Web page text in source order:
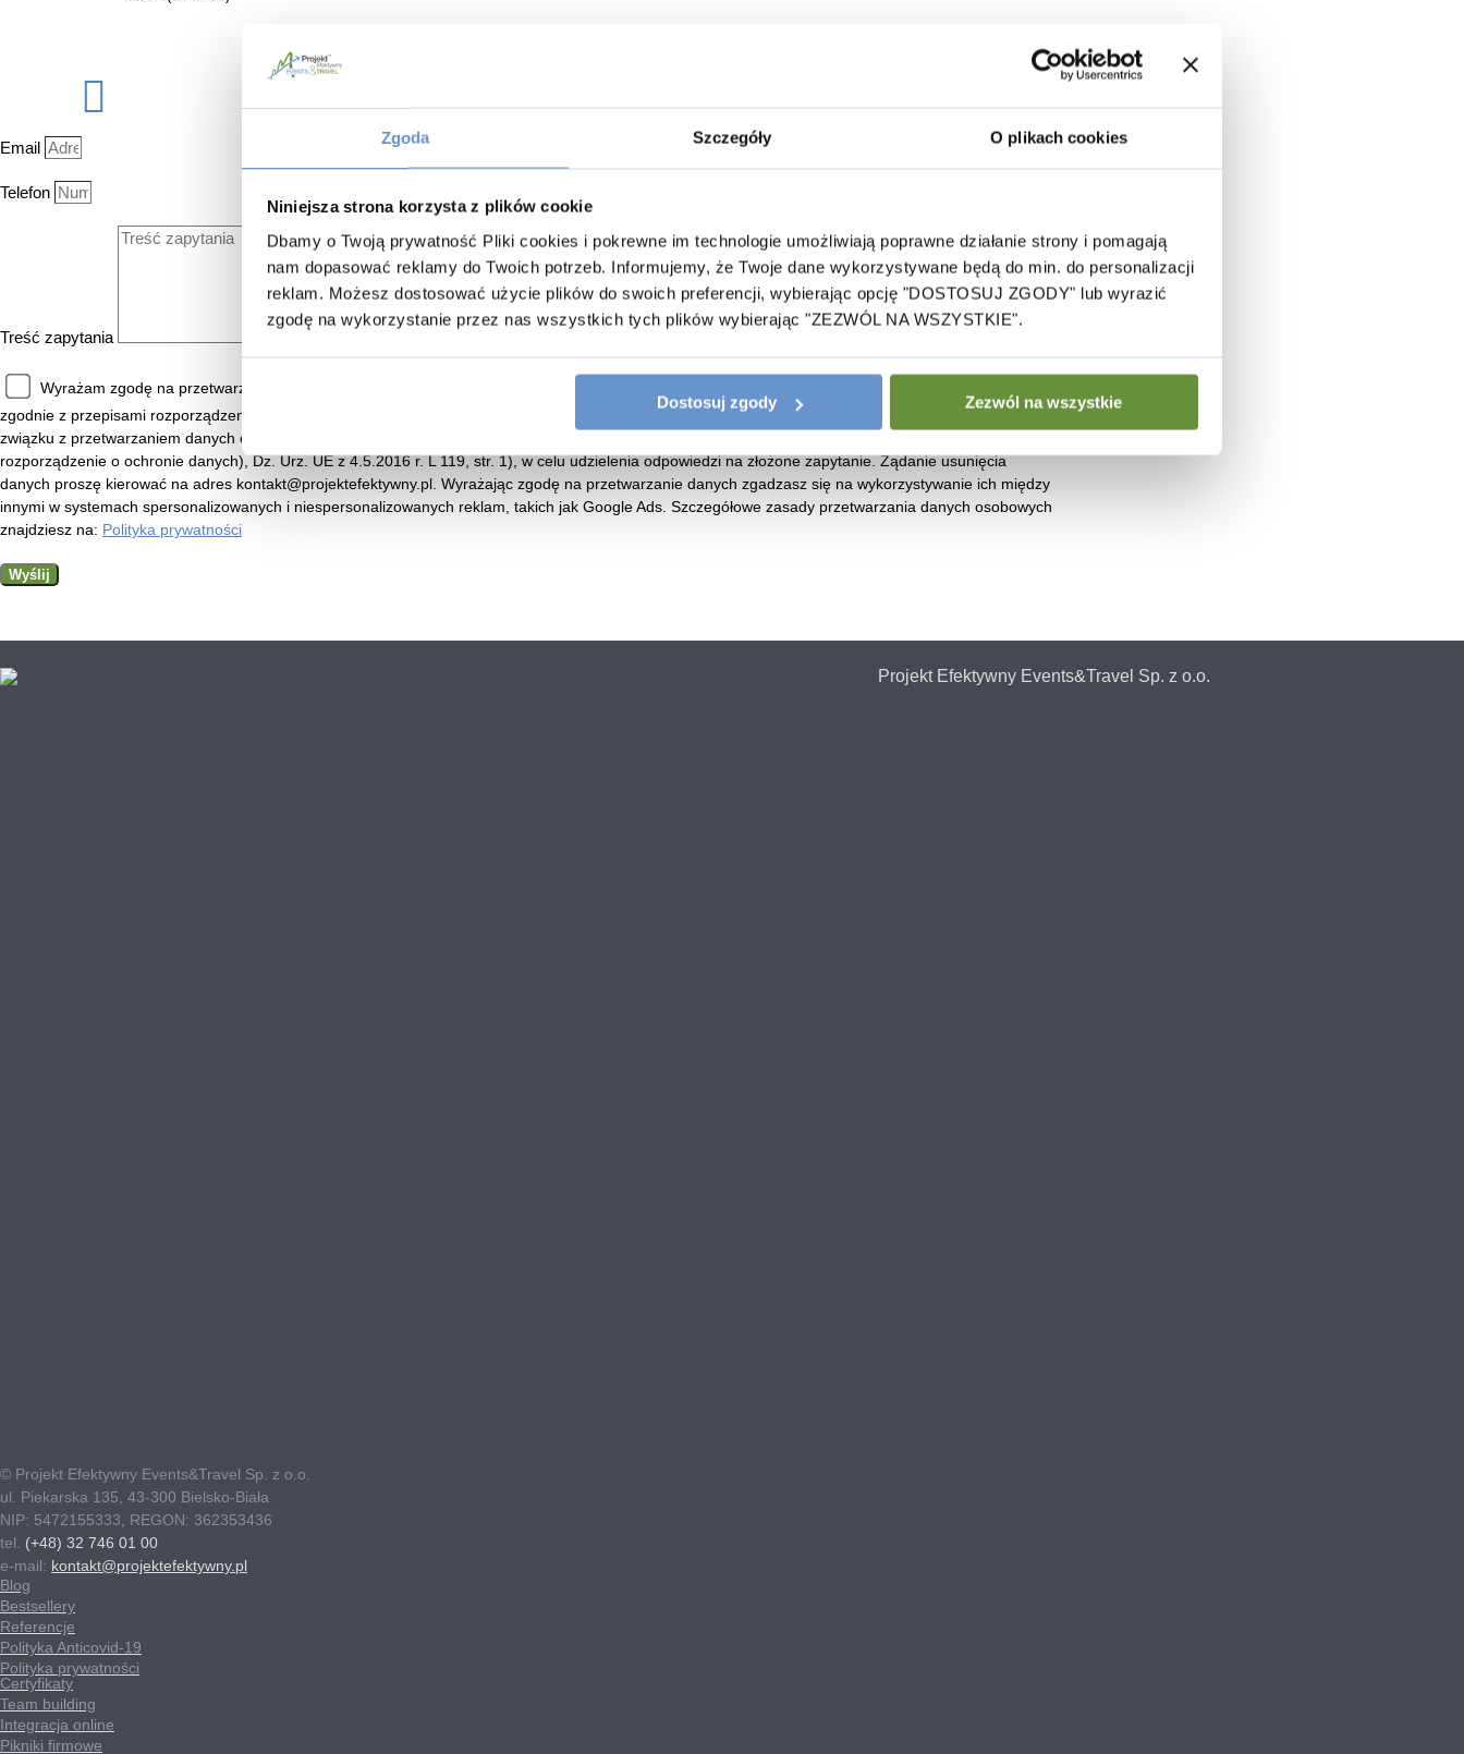
Zgoda Szczegóły O plikach cookies
Niniejsza strona korzysta z plików cookie
Dbamy o Twoją prywatność Pliki cookies i pokrewne im technologie umożliwiają poprawne działanie strony i pomagają
nam dopasować reklamy do Twoich potrzeb. Informujemy, że Twoje dane wykorzystywane będą do min. do personalizacji
reklam. Możesz dostosować użycie plików do swoich preferencji, wybierając opcję "DOSTOSUJ ZGODY" lub wyrazić
zgodę na wykorzystanie przez nas wszystkich tych plików wybierając "ZEZWÓL NA WSZYSTKIE".
Dostosuj zgody Zezwól na wszystkie
Email
Telefon
Treść zapytania
Wyrażam zgodę na przetwarzanie moich danych osobowych w postaci imienia, nazwiska, adresu e-mail, podanych w powyższym formularzu,
zgodnie z przepisami rozporządzenia Parlamentu Europejskiego i Rady (UE) 2016/679 z dnia 27 kwietnia 2016 r. w sprawie ochrony osób fizycznych w
związku z przetwarzaniem danych osobowych i w sprawie swobodnego przepływu takich danych oraz uchylenia dyrektywy 95/46/WE (ogólne
rozporządzenie o ochronie danych), Dz. Urz. UE z 4.5.2016 r. L 119, str. 1), w celu udzielenia odpowiedzi na złożone zapytanie. Żądanie usunięcia
danych proszę kierować na adres kontakt@projektefektywny.pl. Wyrażając zgodę na przetwarzanie danych zgadzasz się na wykorzystywanie ich między
innymi w systemach spersonalizowanych i niespersonalizowanych reklam, takich jak Google Ads. Szczegółowe zasady przetwarzania danych osobowych
znajdziesz na: Polityka prywatności
Wyślij
© Projekt Efektywny Events&Travel Sp. z o.o.
ul. Piekarska 135, 43-300 Bielsko-Biała
NIP: 5472155333, REGON: 362353436
tel. (+48) 32 746 01 00
e-mail: kontakt@projektefektywny.pl
Blog
Bestsellery
Referencje
Polityka Anticovid-19
Polityka prywatności
Certyfikaty
Team building
Integracja online
Pikniki firmowe